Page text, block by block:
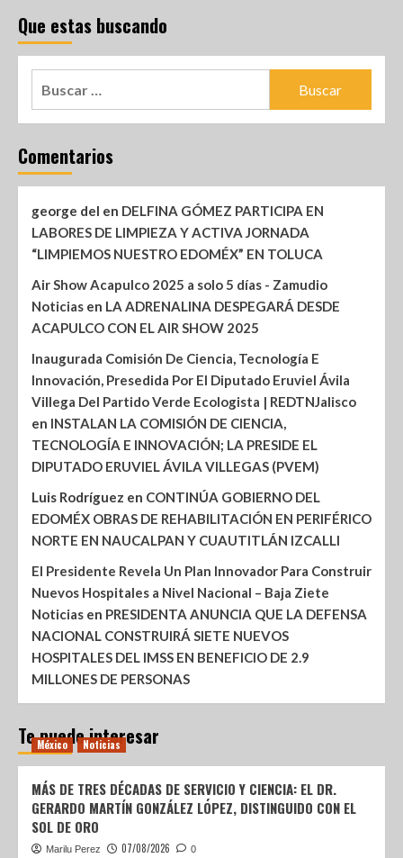
Que estas buscando
Comentarios
george del en DELFINA GÓMEZ PARTICIPA EN
LABORES DE LIMPIEZA Y ACTIVA JORNADA
“LIMPIEMOS NUESTRO EDOMÉX” EN TOLUCA
Air Show Acapulco 2025 a solo 5 días - Zamudio
Noticias en LA ADRENALINA DESPEGARÁ DESDE
ACAPULCO CON EL AIR SHOW 2025
Inaugurada Comisión De Ciencia, Tecnología E
Innovación, Presedida Por El Diputado Eruviel Ávila
Villega Del Partido Verde Ecologista | REDTNJalisco
en INSTALAN LA COMISIÓN DE CIENCIA,
TECNOLOGÍA E INNOVACIÓN; LA PRESIDE EL
DIPUTADO ERUVIEL ÁVILA VILLEGAS (PVEM)
Luis Rodríguez en CONTINÚA GOBIERNO DEL
EDOMÉX OBRAS DE REHABILITACIÓN EN PERIFÉRICO
NORTE EN NAUCALPAN Y CUAUTITLÁN IZCALLI
El Presidente Revela Un Plan Innovador Para Construir
Nuevos Hospitales a Nivel Nacional – Baja Ziete
Noticias en PRESIDENTA ANUNCIA QUE LA DEFENSA
NACIONAL CONSTRUIRÁ SIETE NUEVOS
HOSPITALES DEL IMSS EN BENEFICIO DE 2.9
MILLONES DE PERSONAS
Te puede interesar
México Noticias
MÁS DE TRES DÉCADAS DE SERVICIO Y CIENCIA: EL DR.
GERARDO MARTÍN GONZÁLEZ LÓPEZ, DISTINGUIDO CON EL
SOL DE ORO
Marilu Perez 07/08/2026 0